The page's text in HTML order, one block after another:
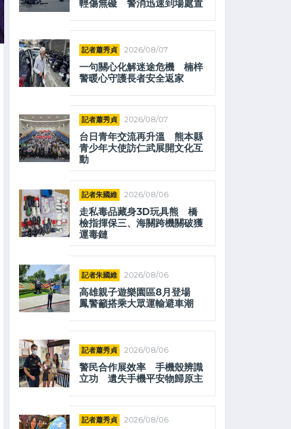
輕傷無礙 警消迅速到場處置
記者蕭秀貞 2026/08/07
一句關心化解迷途危機 楠梓
警暖心守護長者安全返家
記者蕭秀貞 2026/08/07
台日青年交流再升溫 熊本縣
青少年大使訪仁武展開文化互
動
記者朱國維 2026/08/06
走私毒品藏身3D玩具熊 橋
檢指揮保三、海關跨機關破獲
運毒鏈
記者朱國維 2026/08/06
高雄親子遊樂園區8月登場
鳳警籲搭乘大眾運輸避車潮
記者蕭秀貞 2026/08/06
警民合作展效率 手機殼辨識
立功 遺失手機平安物歸原主
記者蕭秀貞 2026/08/06